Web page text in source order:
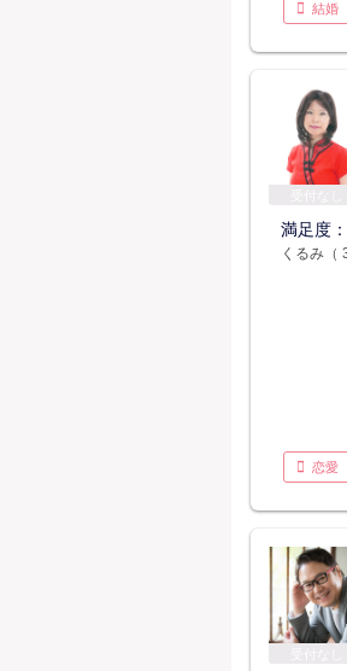
結婚
満足度：
くるみ（
恋愛